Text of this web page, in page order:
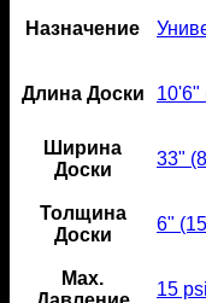
Назначение
Длина Доски 10'6"
Ширина
Доски
33"
Толщина
Доски
6"
Мах.
15 psi